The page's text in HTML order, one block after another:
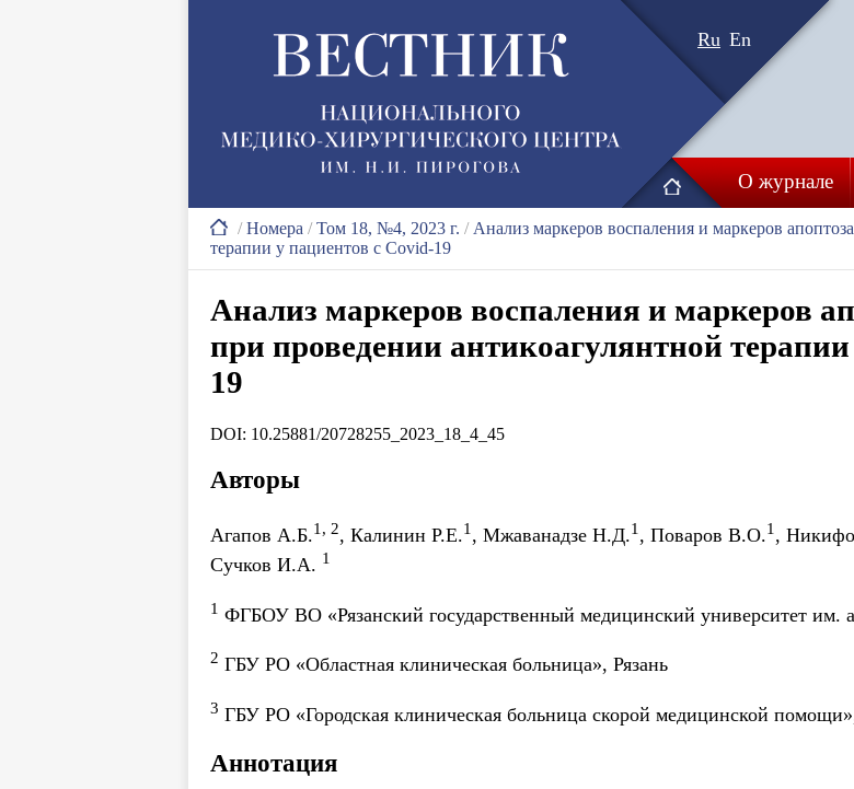
Ru En
О журнале
/Номера /Том 18, №4, 2023 г. / Анализ маркеров воспаления и маркеров
терапии у пациентов с Covid-19
Анализ маркеров воспаления и маркеров
при проведении антикоагулянтной
19
DOI: 10.25881/20728255_2023_18_4_45
Авторы
Агапов А.Б.1, 2, Калинин Р.Е.1 , Мжаванадзе Н.Д.1 , Поваров В.О.1 ,
Сучков И.А. 1
1 ФГБОУ ВО «Рязанский государственный медицинский университет им.
2 ГБУ РО «Областная клиническая больница», Рязань
3 ГБУ РО «Городская клиническая больница скорой медицинской
Аннотация